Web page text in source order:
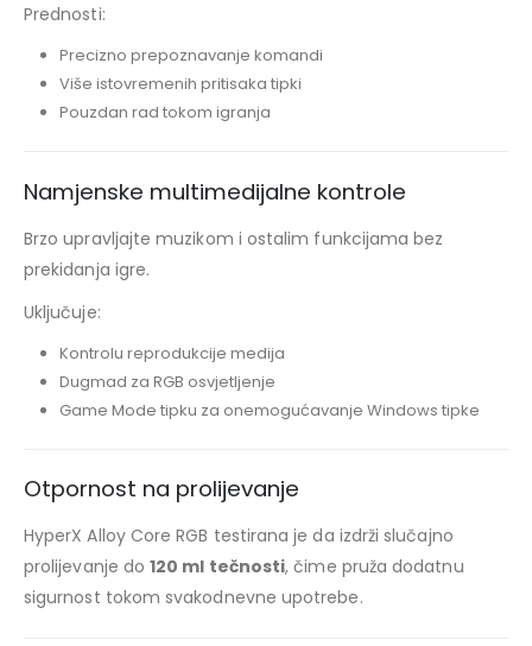
Prednosti:
Precizno prepoznavanje komandi
Više istovremenih pritisaka tipki
Pouzdan rad tokom igranja
Namjenske multimedijalne kontrole
Brzo upravljajte muzikom i ostalim funkcijama bez
prekidanja igre.
Uključuje:
Kontrolu reprodukcije medija
Dugmad za RGB osvjetljenje
Game Mode tipku za onemogućavanje Windows tipke
Otpornost na prolijevanje
HyperX Alloy Core RGB testirana je da izdrži slučajno
prolijevanje do120 ml tečnosti, čime pruža dodatnu
sigurnost tokom svakodnevne upotrebe.